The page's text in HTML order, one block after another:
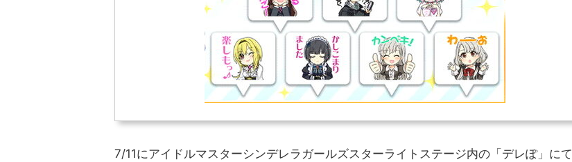
7/11にアイドルマスターシンデレラガールズスターライトステージ内の「デレぽ」にて